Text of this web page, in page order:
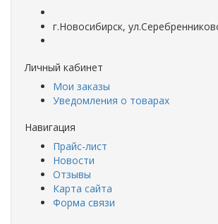
г.Новосибирск,
Личный кабинет
Мои заказы
Уведомления о товарах
Навигация
Прайс-лист
Новости
Отзывы
Карта сайта
Форма связи